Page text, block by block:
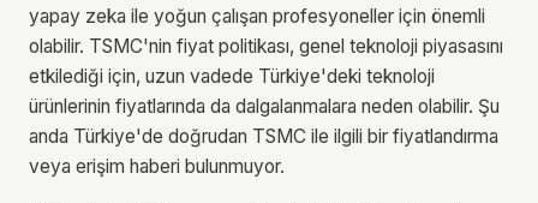
yapay zeka ile yoğun çalışan profesyoneller için önemli
olabilir. TSMC'nin fiyat politikası, genel teknoloji piyasasını
etkilediği için, uzun vadede Türkiye'deki teknoloji
ürünlerinin fiyatlarında da dalgalanmalara neden olabilir. Şu
anda Türkiye'de doğrudan TSMC ile ilgili bir fiyatlandırma
veya erişim haberi bulunmuyor.